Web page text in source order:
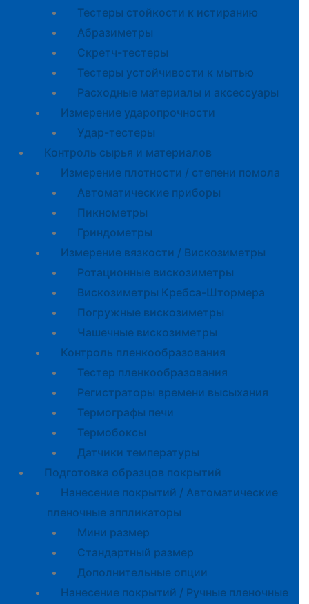
Тестеры стойкости к истиранию
Абразиметры
Скретч-тестеры
Тестеры устойчивости к мытью
Расходные материалы и аксессуары
Измерение ударопрочности
Удар-тестеры
Контроль сырья и материалов
Измерение плотности / степени помола
Автоматические приборы
Пикнометры
Гриндометры
Измерение вязкости / Вискозиметры
Ротационные вискозиметры
Вискозиметры Кребса-Штормера
Погружные вискозиметры
Чашечные вискозиметры
Контроль пленкообразования
Тестер пленкообразования
Регистраторы времени высыхания
Термографы печи
Термобоксы
Датчики температуры
Подготовка образцов покрытий
Нанесение покрытий / Автоматические
пленочные аппликаторы
Мини размер
Стандартный размер
Дополнительные опции
Нанесение покрытий / Ручные пленочные